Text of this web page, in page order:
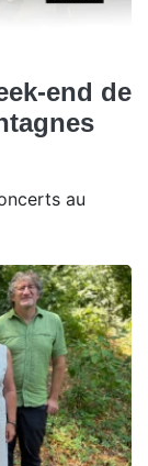
end de
au